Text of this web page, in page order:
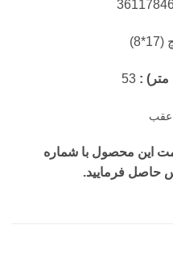
:
عقب
این محصول با شماره